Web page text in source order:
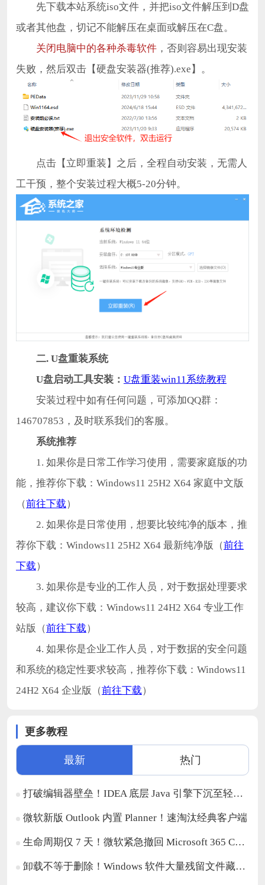
先下载本站系统iso文件，并把iso文件解压到D盘
或者其他盘，切记不能解压在桌面或解压在C盘。
关闭电脑中的各种杀毒软件，否则容易出现安装
失败，然后双击【硬盘安装器(推荐).exe】。
点击【立即重装】之后，全程自动安装，无需人
工干预，整个安装过程大概5-20分钟。
二. U盘重装系统
U盘启动工具安装： U盘重装win11系统教程
安装过程中如有任何问题，可添加QQ群：
146707853，及时联系我们的客服。
系统推荐
1. 如果你是日常工作学习使用，需要家庭版的功
能，推荐你下载：Windows11 25H2 X64 家庭中文版
（前往下载）
2. 如果你是日常使用，想要比较纯净的版本，推
荐你下载：Windows11 25H2 X64 最新纯净版（前往
下载）
3. 如果你是专业的工作人员，对于数据处理要求
较高，建议你下载：Windows11 24H2 X64 专业工作
站版（前往下载）
4. 如果你是企业工作人员，对于数据的安全问题
和系统的稳定性要求较高，推荐你下载：Windows11
24H2 X64 企业版（前往下载）
更多教程
最新 热门
打破编辑器壁垒！IDEA 底层 Java 引擎下沉至轻量化代码编辑器
微软新版 Outlook 内置 Planner！速淘汰经典客户端
生命周期仅 7 天！微软紧急撤回 Microsoft 365 Copilot 域名排除管控功能
卸载不等于删除！Windows 软件大量残留文件藏在系统深处